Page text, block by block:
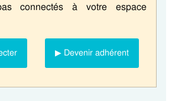
connectés à votre espace
▶ Devenir adhérent